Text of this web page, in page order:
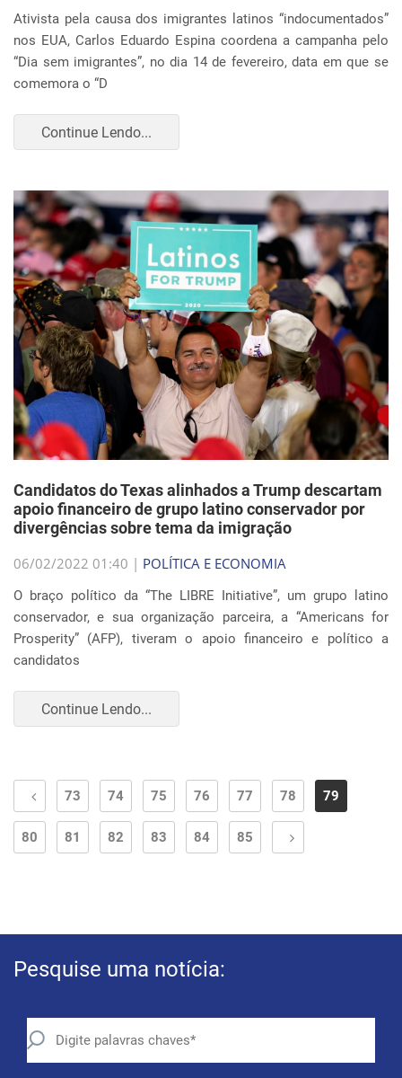
Ativista pela causa dos imigrantes latinos “indocumentados”
nos EUA, Carlos Eduardo Espina coordena a campanha pelo
“Dia sem imigrantes”, no dia 14 de fevereiro, data em que se
comemora o “D
Continue Lendo...
Candidatos do Texas alinhados a Trump descartam
apoio financeiro de grupo latino conservador por
divergências sobre tema da imigração
06/02/2022 01:40 | POLÍTICA E ECONOMIA
O braço político da “The LIBRE Initiative”, um grupo latino
conservador, e sua organização parceira, a “Americans for
Prosperity” (AFP), tiveram o apoio financeiro e político a
candidatos
Continue Lendo...
73 74 75 76 77 78 79
80 81 82 83 84 85
Pesquise uma notícia: